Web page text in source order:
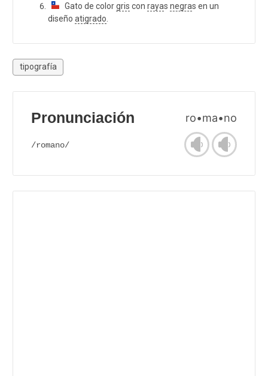
Gato de colorgris con rayas negras en un
diseño atigrado
tipografía
Pronunciación ro•ma•no
/romano/